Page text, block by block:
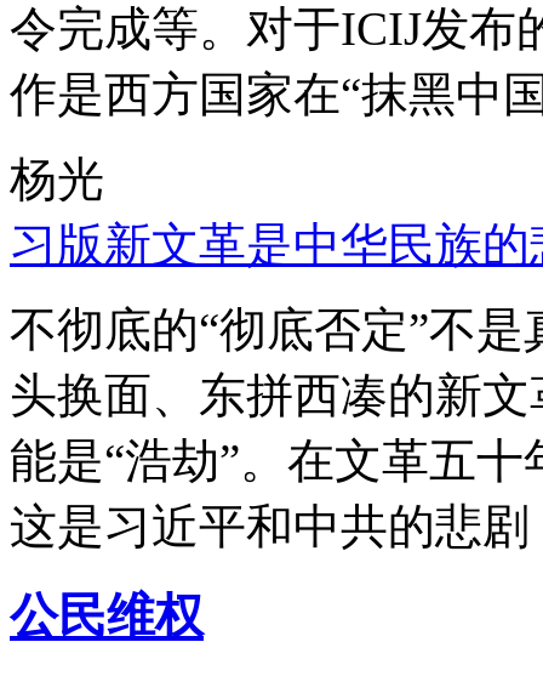
令完成等。对于ICIJ发布
作是西方国家在“抹黑中
杨光
习版新文革是中华民族的
不彻底的“彻底否定”不
头换面、东拼西凑的新
能是“浩劫”。在文革五
这是习近平和中共的悲
公民维权